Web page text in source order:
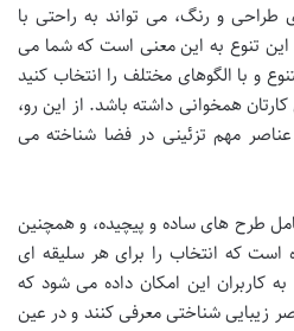
طراحی و رنگ، می تواند به راحتی با
این تنوع به این معنی است که شما می
و با الگوهای مختلف را انتخاب کنید
همخوانی داشته باشد. از این رو،
مهم تزئینی در فضا شناخته می
طرح های ساده و پیچیده، و همچنین
که انتخاب را برای هر سلیقه ای
کاربران این امکان داده می شود که
زیبایی شناختی معرفی کنند و در عین